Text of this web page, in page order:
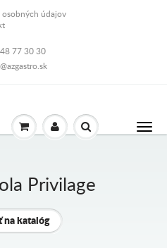
osobných údajov
77 30 30
Privilage
na katalóg